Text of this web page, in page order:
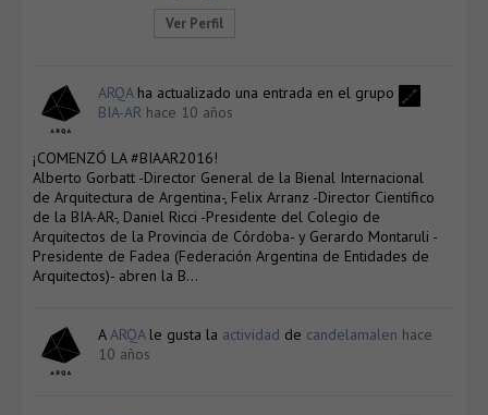
Ver Perfil
ARQAha actualizado una entrada en el grupo
BIA-AR hace 10 años
¡COMENZÓ LA #BIAAR2016!
Alberto Gorbatt -Director General de la Bienal Internacional
de Arquitectura de Argentina-, Felix Arranz -Director Científico
de la BIA-AR-, Daniel Ricci -Presidente del Colegio de
Arquitectos de la Provincia de Córdoba- y Gerardo Montaruli -
Presidente de Fadea (Federación Argentina de Entidades de
Arquitectos)- abren la B…
AARQAle gusta la actividad de candelamalen hace
10 años